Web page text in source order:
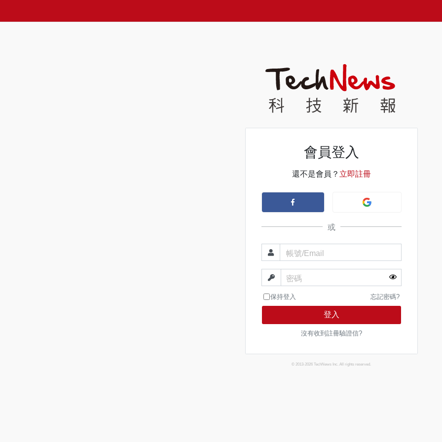
會員登入
還不是會員？ 立即註冊
或
帳號/Email
密碼
保持登入 忘記密碼?
登入
沒有收到註冊驗證信?
© 2013-2026 TechNews Inc. All rights reserved.